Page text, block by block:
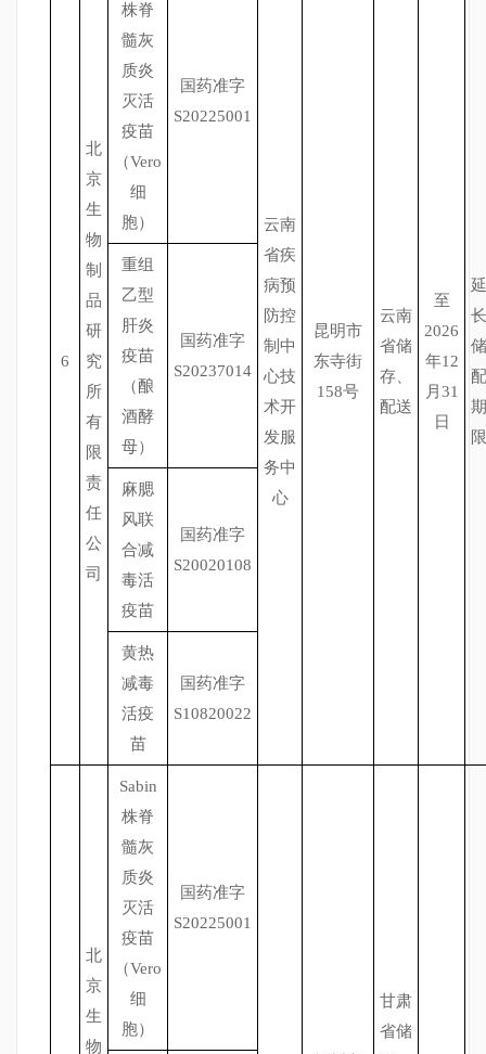
6
北
京
生
物
制
品
研
究
所
有
限
责
任
公
司
株脊
髓灰
质炎
灭活
疫苗
（Vero
细
胞）
国药准字
S20225001
云南
省疾
病预
防控
制中
心技
术开
发服
务中
心
昆明市
东寺街
158号
云南
省储
存、
配送
至
2026
年12
月31
日
延
长
储
配
期
限
重组
乙型
肝炎
疫苗
（酿
酒酵
母）
国药准字
S20237014
麻腮
风联
合减
毒活
疫苗
国药准字
S20020108
黄热
减毒
活疫
苗
国药准字
S10820022
北
京
生
物
Sabin
株脊
髓灰
质炎
灭活
疫苗
（Vero
细
胞）
国药准字
S20225001
甘肃
省储